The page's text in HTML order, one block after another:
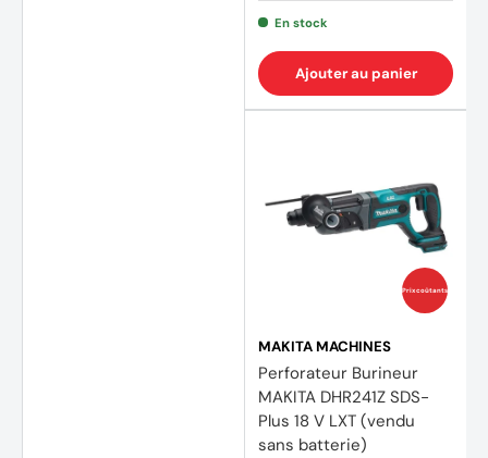
En stock
Ajouter au panier
Prix coûtants
MAKITA MACHINES
Perforateur Burineur
MAKITA DHR241Z SDS-
Plus 18 V LXT (vendu
sans batterie)